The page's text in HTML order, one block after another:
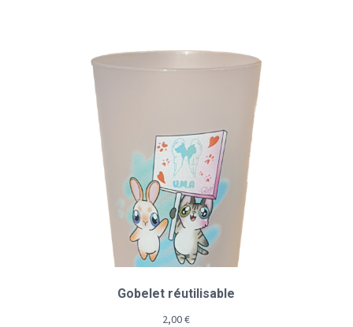
Gobelet réutilisable
2,00€